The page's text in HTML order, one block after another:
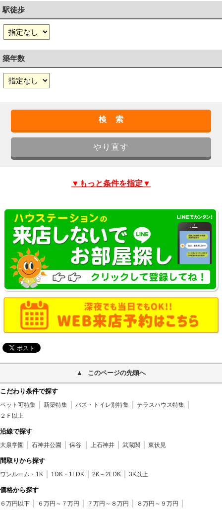
駅徒歩
築年数
▼もっと条件を指定▼
このページの先頭へ
こだわり条件で探す
ペット可特集 新築特集 バス・トイレ別特集
テラスハウス特集
２Ｆ以上
沿線で探す
大泉学園 石神井公園 保谷 上石神井 武蔵関 東伏見
間取りから探す
ワンルーム・1K 1DK・1LDK 2K～2LDK 3K以上
価格から探す
６万円以下 ６万円～７万円 ７万円～８万円
８万円～９万円